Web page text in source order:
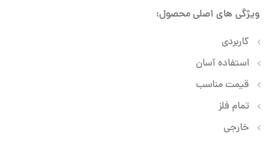
ویژگی های اصلی محصول:
کاربردی
استفاده آسان
قیمت مناسب
تمام فلز
خارجی